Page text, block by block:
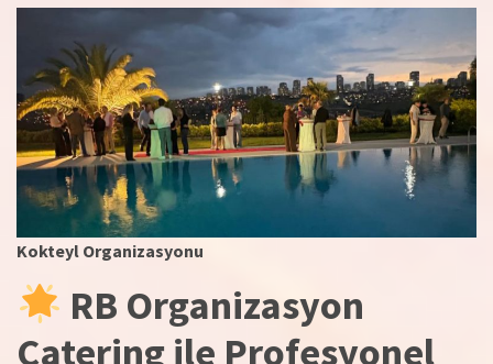
Kokteyl Organizasyonu
RB Organizasyon
Catering ile Profesyonel